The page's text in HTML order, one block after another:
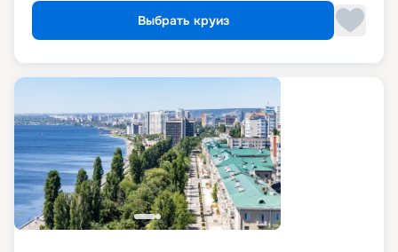
Выбрать круиз